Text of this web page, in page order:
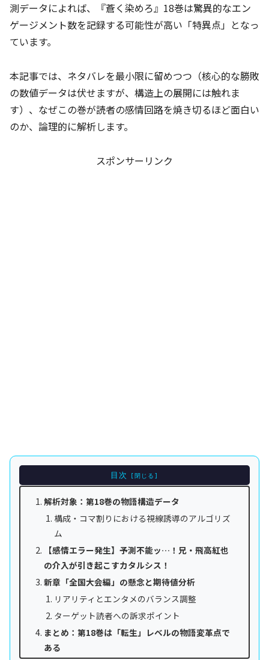
測データによれば、『蒼く染めろ』18巻は驚異的なエン
ゲージメント数を記録する可能性が高い「特異点」となっ
ています。
本記事では、ネタバレを最小限に留めつつ（核心的な勝敗
の数値データは伏せますが、構造上の展開には触れま
す）、なぜこの巻が読者の感情回路を焼き切るほど面白い
のか、論理的に解析します。
スポンサーリンク
目次
解析対象：第18巻の物語構造データ
構成・コマ割りにおける視線誘導のアルゴリズ
ム
【感情エラー発生】予測不能ッ…！兄・飛高紅也
の介入が引き起こすカタルシス！
新章「全国大会編」の懸念と期待値分析
リアリティとエンタメのバランス調整
ターゲット読者への訴求ポイント
まとめ：第18巻は「転生」レベルの物語変革点で
ある